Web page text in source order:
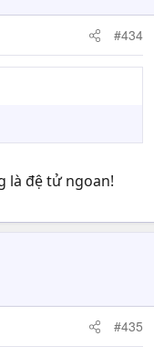
#434
là đệ tử ngoan!
#435